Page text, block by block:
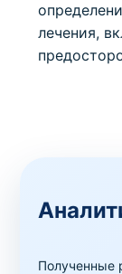
лечения,
Полученные